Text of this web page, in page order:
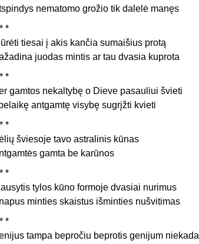
nematomo grožio tik dalelė manęs
*
tiesai į akis kančia sumaišius protą
juodas mintis ar tau dvasia kuprota
*
gamtos nekaltybę o Dieve pasauliui švieti
antgamtę visybę sugrįžti kvieti
*
šviesoje tavo astralinis kūnas
gamta be karūnos
*
tylos kūno formoje dvasiai nurimus
minties skaistus išminties nušvitimas
*
tampa bepročiu beprotis genijum niekada